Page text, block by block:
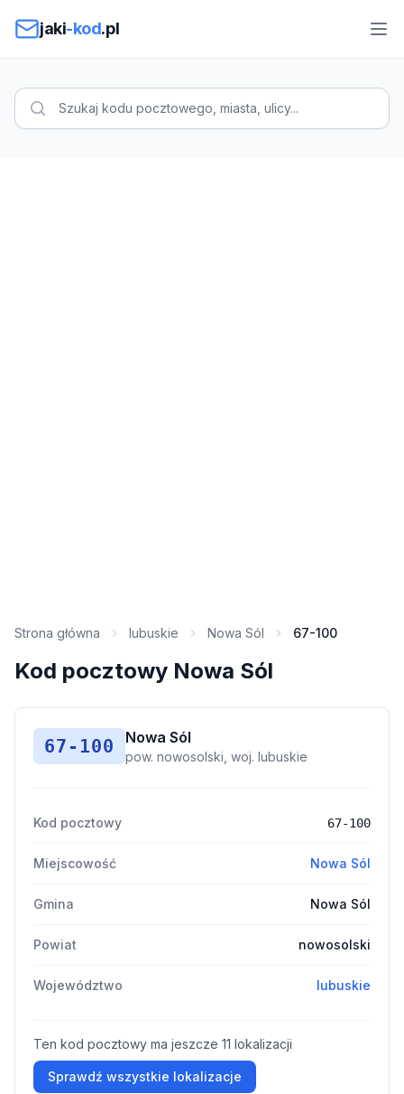
jaki-kod.pl
Strona główna lubuskie Nowa Sól 67-100
Kod pocztowy Nowa Sól
67-100 Nowa Sól
pow. nowosolski, woj. lubuskie
Kod pocztowy 67-100
Miejscowość Nowa Sól
Gmina Nowa Sól
Powiat nowosolski
Województwo lubuskie
Ten kod pocztowy ma jeszcze 11 lokalizacji
Sprawdź wszystkie lokalizacje